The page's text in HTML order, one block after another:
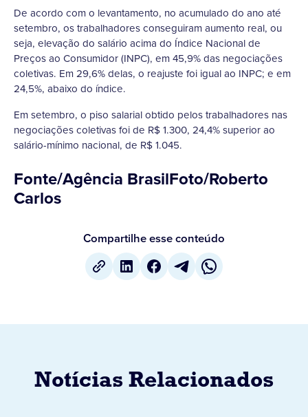
De acordo com o levantamento, no acumulado do ano até
setembro, os trabalhadores conseguiram aumento real, ou
seja, elevação do salário acima do Índice Nacional de
Preços ao Consumidor (INPC), em 45,9% das negociações
coletivas. Em 29,6% delas, o reajuste foi igual ao INPC; e em
24,5%, abaixo do índice.
Em setembro, o piso salarial obtido pelos trabalhadores nas
negociações coletivas foi de R$ 1.300, 24,4% superior ao
salário-mínimo nacional, de R$ 1.045.
Fonte/Agência BrasilFoto/Roberto
Carlos
Compartilhe esse conteúdo
Notícias Relacionados